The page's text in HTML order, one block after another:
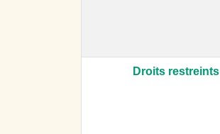
Droits restreints